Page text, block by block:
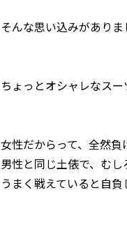
そんな思い込みがありま
ちょっとオシャレなス
女性だからって、全然負
男性と同じ土俵で、むし
うまく戦えていると自負